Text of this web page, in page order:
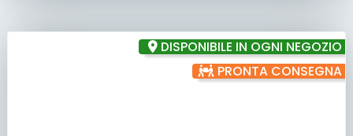
DISPONIBILE IN OGNI NEGOZIO
PRONTA CONSEGNA